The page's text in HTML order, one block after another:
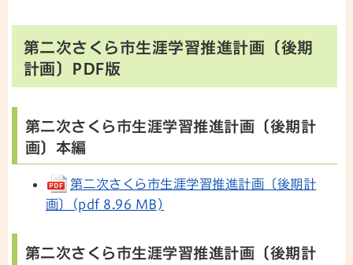
第二次さくら市生涯学習推進計画〔後期
計画〕PDF版
第二次さくら市生涯学習推進計画〔後期計
画〕本編
第二次さくら市生涯学習推進計画〔後期計
画〕(pdf 8.96 MB)
第二次さくら市生涯学習推進計画〔後期計